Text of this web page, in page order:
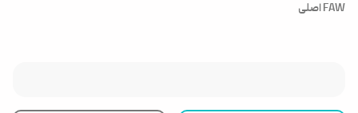
FAW اصلی